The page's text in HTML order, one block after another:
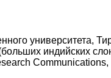
университета,
индийских